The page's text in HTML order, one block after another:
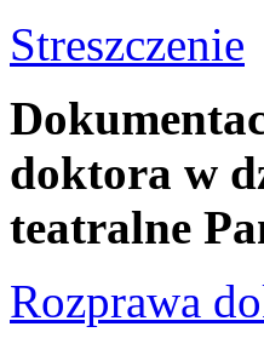
Streszczenie
doktora w
teatralne
Rozprawa